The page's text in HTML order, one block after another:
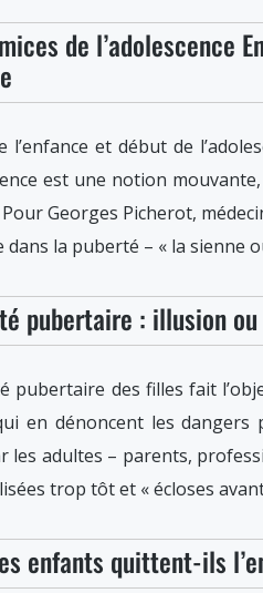
de l’adolescence
l’enfance et début de
est une notion
Georges Picherot,
dans la puberté – « la sienne
pubertaire : illusion
pubertaire des filles fait
en dénoncent les dangers
les adultes – parents,
trop tôt et « écloses avant
enfants quittent-ils